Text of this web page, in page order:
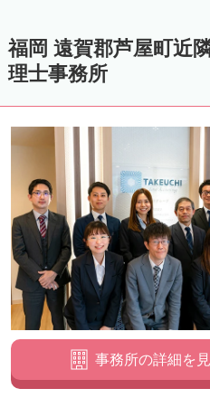
福岡 遠賀郡芦屋町近
理士事務所
事務所の詳細を